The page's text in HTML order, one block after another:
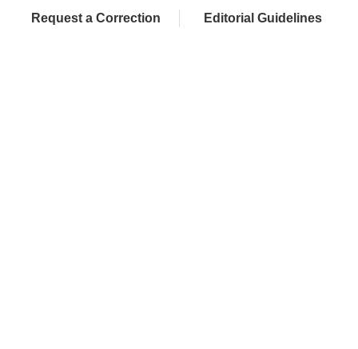
Request a Correction Editorial Guidelines